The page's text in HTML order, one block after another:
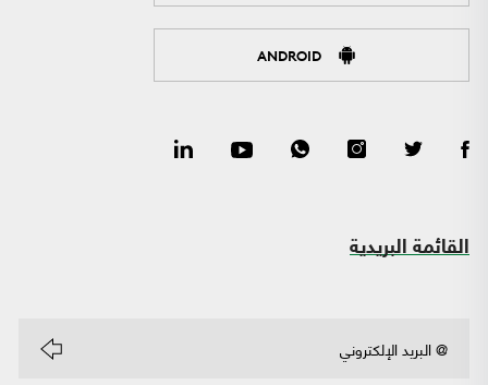
ANDROID
القائمة البريدية